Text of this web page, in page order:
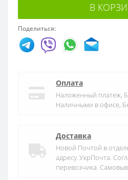
В
Поделиться:
Оплата
Наложенный платеж,
Наличными в офисе,
Доставка
Новой Почтой в
адресу. УкрПочта.
перевозчика.